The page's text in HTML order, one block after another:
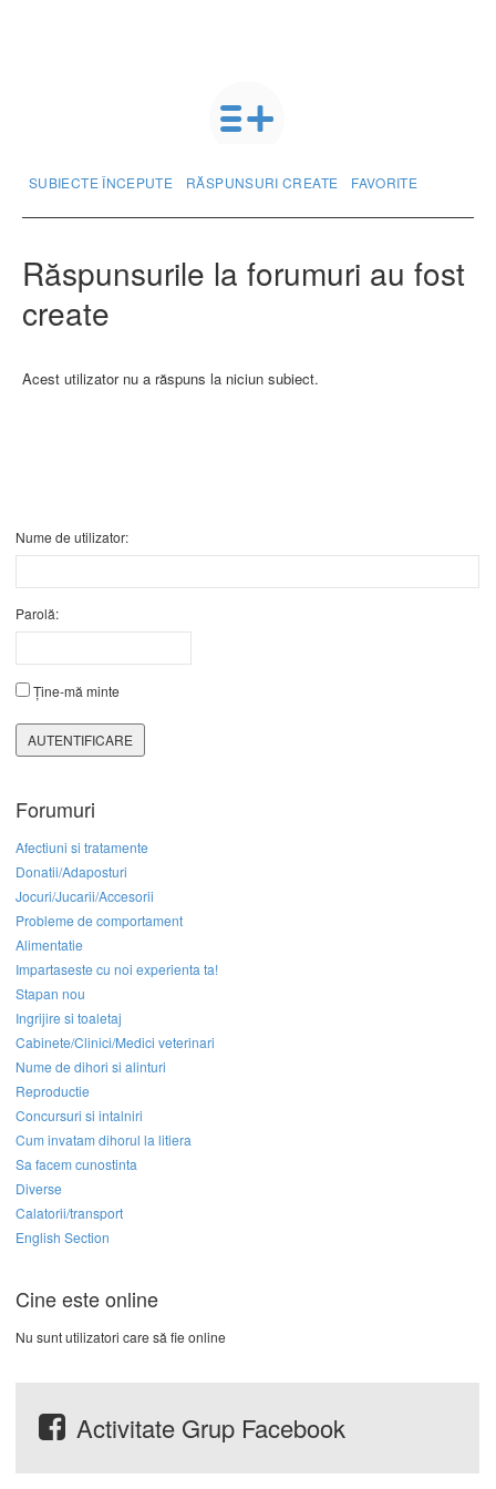
SUBIECTE ÎNCEPUTE RĂSPUNSURI CREATE FAVORITE
Răspunsurile la forumuri au fost
create
Acest utilizator nu a răspuns la niciun subiect.
Nume de utilizator:
Parolă:
Ține-mă minte
AUTENTIFICARE
Forumuri
Afectiuni si tratamente
Donatii/Adaposturi
Jocuri/Jucarii/Accesorii
Probleme de comportament
Alimentatie
Impartaseste cu noi experienta ta!
Stapan nou
Ingrijire si toaletaj
Cabinete/Clinici/Medici veterinari
Nume de dihori si alinturi
Reproductie
Concursuri si intalniri
Cum invatam dihorul la litiera
Sa facem cunostinta
Diverse
Calatorii/transport
English Section
Cine este online
Nu sunt utilizatori care să fie online
Activitate Grup Facebook